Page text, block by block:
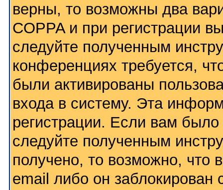
верны, то возможны два
COPPA и при регистрации
следуйте полученным
конференциях требуется,
были активированы
входа в систему. Эта
регистрации. Если вам
следуйте полученным
получено, то возможно, что
email либо он